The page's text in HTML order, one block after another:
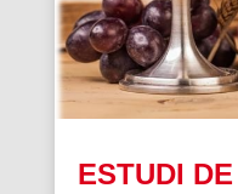
ESTUDI